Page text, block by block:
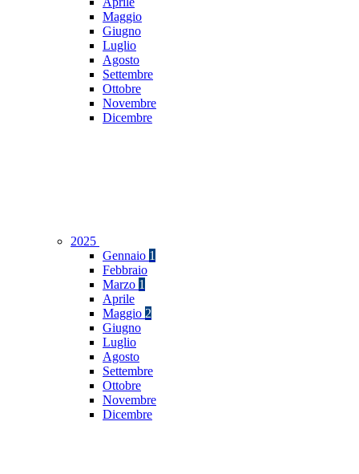
Maggio
Giugno
Luglio
Agosto
Settembre
Ottobre
Novembre
Dicembre
2025
Gennaio 1
Febbraio
Marzo 1
Aprile
Maggio 2
Giugno
Luglio
Agosto
Settembre
Ottobre
Novembre
Dicembre